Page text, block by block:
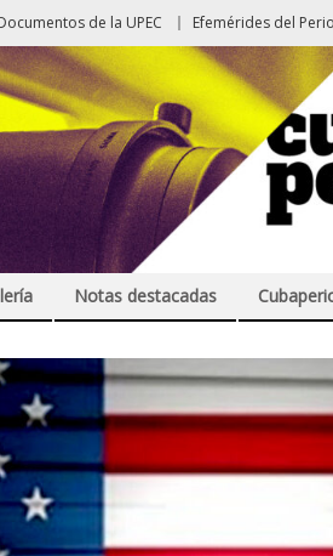
de la UPEC Efemérides del
Notas destacadas